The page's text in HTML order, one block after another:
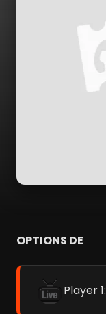
OPTIONS DE
Player 1: